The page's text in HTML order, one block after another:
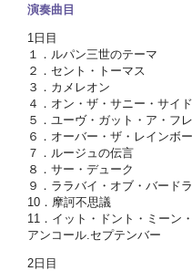
演奏曲目
1日目
１．ルパン三世のテーマ
２．セント・トーマス
３．カメレオン
４．オン・ザ・サニー・サイ
５．ユーヴ・ガット・ア・フ
６．オーバー・ザ・レインボー
７．ルージュの伝言
８．サー・デューク
９．ララバイ・オブ・バード
10．摩訶不思議
11．イット・ドント・ミーン
アンコール.セプテンバー
2日目